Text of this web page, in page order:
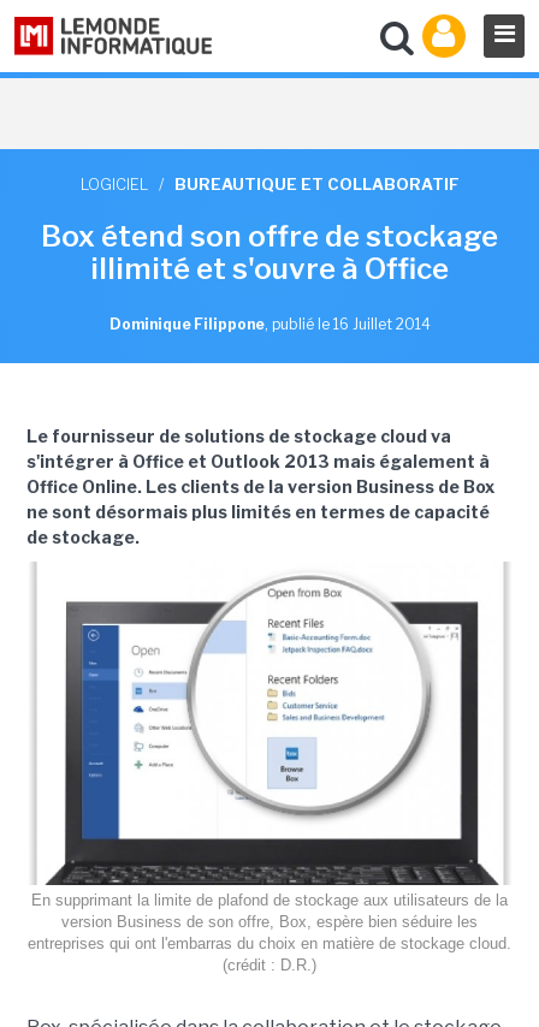
LOGICIEL / BUREAUTIQUE ET COLLABORATIF
Box étend son offre de stockage
illimité et s'ouvre à Office
Dominique Filippone, publié le 16 Juillet 2014
Le fournisseur de solutions de stockage cloud va
s'intégrer à Office et Outlook 2013 mais également à
Office Online. Les clients de la version Business de Box
ne sont désormais plus limités en termes de capacité
de stockage.
En supprimant la limite de plafond de stockage aux utilisateurs de la
version Business de son offre, Box, espère bien séduire les
entreprises qui ont l'embarras du choix en matière de stockage cloud.
(crédit : D.R.)